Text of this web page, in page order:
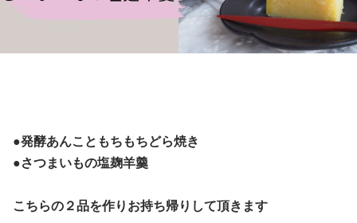
●発酵あんこともちもちどら焼き
●さつまいもの塩麹羊羹
こちらの２品を作りお持ち帰りして頂きます